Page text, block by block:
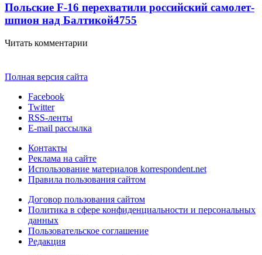
Польские F-16 перехватили российский самолет-
шпион над Балтикой4755
Читать комментарии
Полная версия сайта
Facebook
Twitter
RSS-ленты
E-mail рассылка
Контакты
Реклама на сайте
Использование материалов korrespondent.net
Правила пользования сайтом
Договор пользования сайтом
Политика в сфере конфиденциальности и персональных
данных
Пользовательское соглашение
Редакция